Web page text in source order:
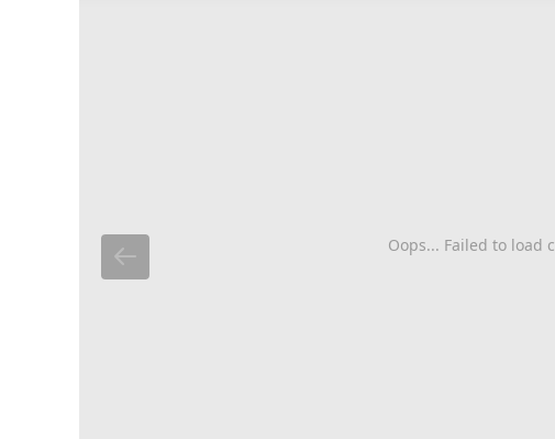
Oops... Failed to load